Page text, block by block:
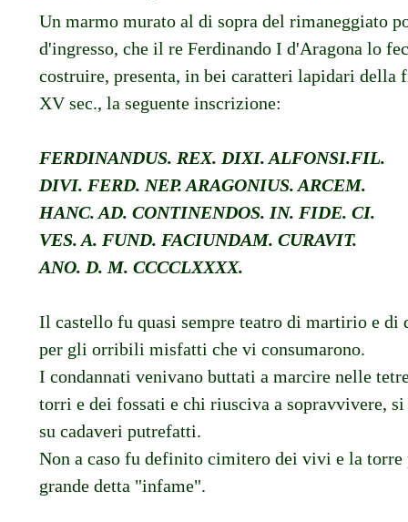
Un marmo murato al di sopra del rimaneggiato
d'ingresso, che il re Ferdinando I d'Aragona lo
costruire, presenta, in bei caratteri lapidari della
XV sec., la seguente inscrizione:
FERDINANDUS. REX. DIXI. ALFONSI.FIL.
DIVI. FERD. NEP. ARAGONIUS. ARCEM.
HANC. AD. CONTINENDOS. IN. FIDE. CI.
VES. A. FUND. FACIUNDAM. CURAVIT.
ANO. D. M. CCCCLXXXX.
Il castello fu quasi sempre teatro di martirio e di
per gli orribili misfatti che vi consumarono.
I condannati venivano buttati a marcire nelle
torri e dei fossati e chi riusciva a sopravvivere, si
su cadaveri putrefatti.
Non a caso fu definito cimitero dei vivi e la torre
grande detta "infame".